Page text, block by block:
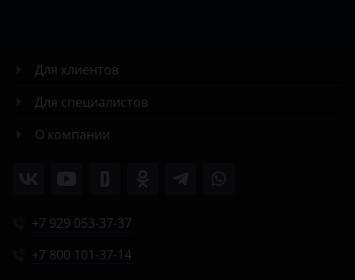
Для клиентов
Для специалистов
О компании
+7 929 053-37-37
+7 800 101-37-14